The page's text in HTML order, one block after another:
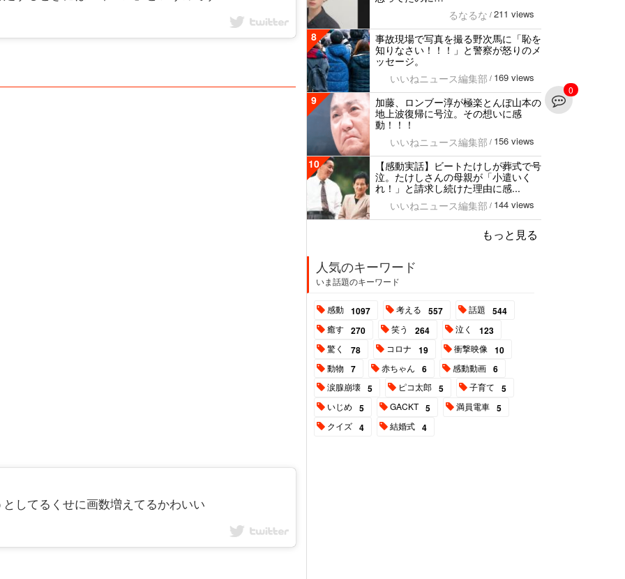
してるくせに画数増えてるかわいい
0
るなるな / 211 views
8
事故現場で写真を撮る野次馬に「恥を
知りなさい！！！」と警察が怒りのメ
ッセージ。
いいねニュース編集部 / 169 views
9
加藤、ロンブー淳が極楽とんぼ山本の
地上波復帰に号泣。その想いに感
動！！！
いいねニュース編集部 / 156 views
10
【感動実話】ビートたけしが葬式で号
泣。たけしさんの母親が「小遣いく
れ！」と請求し続けた理由に感...
いいねニュース編集部 / 144 views
もっと見る
人気のキーワード
いま話題のキーワード
感動 1097 考える 557 話題 544
癒す 270 笑う 264 泣く 123
驚く 78 コロナ 19 衝撃映像 10
動物 7 赤ちゃん 6 感動動画 6
涙腺崩壊 5 ピコ太郎 5 子育て 5
いじめ 5 GACKT 5 満員電車 5
クイズ 4 結婚式 4